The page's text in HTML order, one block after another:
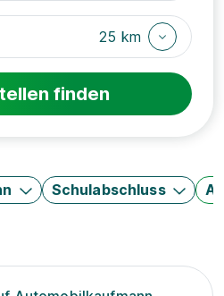
25 km
finden
Schulabschluss